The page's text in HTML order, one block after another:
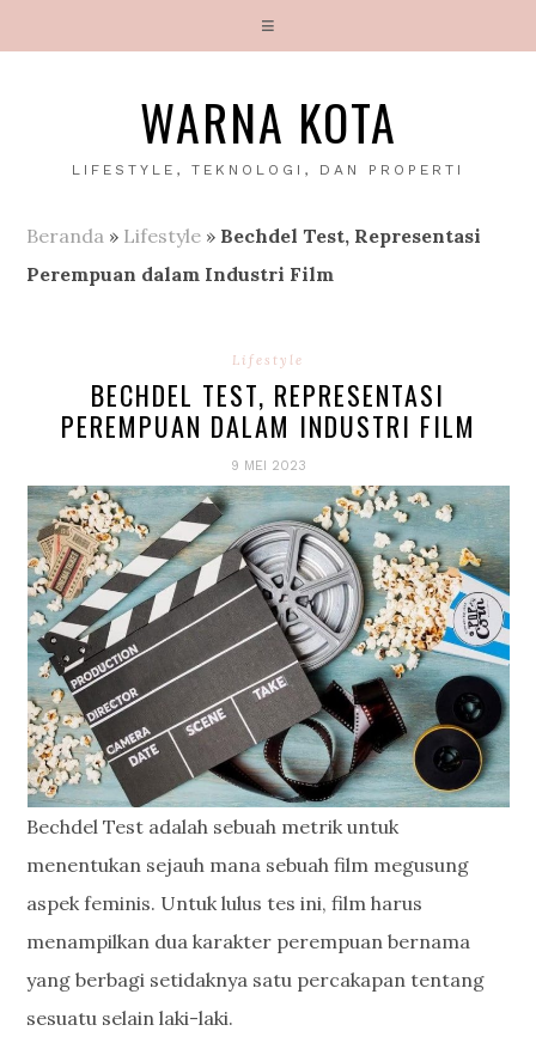
WARNA KOTA
LIFESTYLE, TEKNOLOGI, DAN PROPERTI
Beranda » Lifestyle » Bechdel Test, Representasi
Perempuan dalam Industri Film
Lifestyle
BECHDEL TEST, REPRESENTASI
PEREMPUAN DALAM INDUSTRI FILM
9 MEI 2023
Bechdel Test adalah sebuah metrik untuk
menentukan sejauh mana sebuah film megusung
aspek feminis. Untuk lulus tes ini, film harus
menampilkan dua karakter perempuan bernama
yang berbagi setidaknya satu percakapan tentang
sesuatu selain laki-laki.